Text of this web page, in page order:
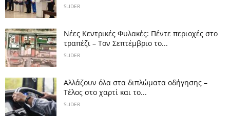
SLIDER
Νέες Κεντρικές Φυλακές: Πέντε περιοχές στο
τραπέζι – Τον Σεπτέμβριο το...
SLIDER
Αλλάζουν όλα στα διπλώματα οδήγησης –
Τέλος στο χαρτί και το...
SLIDER